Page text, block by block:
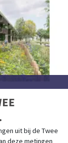
uit bij de Twee
deze metingen